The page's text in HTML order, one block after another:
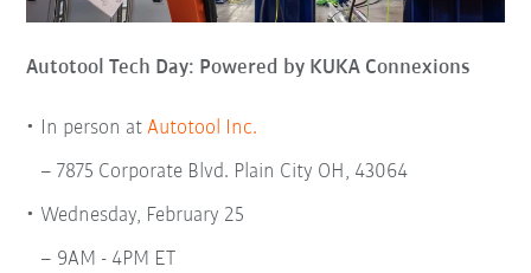
Autotool Tech Day: Powered by KUKA Connexions
In person atAutotool Inc.
7875 Corporate Blvd. Plain City OH, 43064
Wednesday, February 25
9AM - 4PM ET